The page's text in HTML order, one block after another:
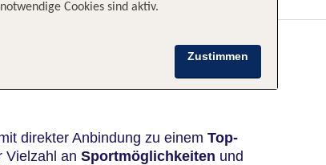
direkter Anbindung zu einem Top-
Vielzahl an Sportmöglichkeiten und
Cookies sind aktiv.
Zustimmen